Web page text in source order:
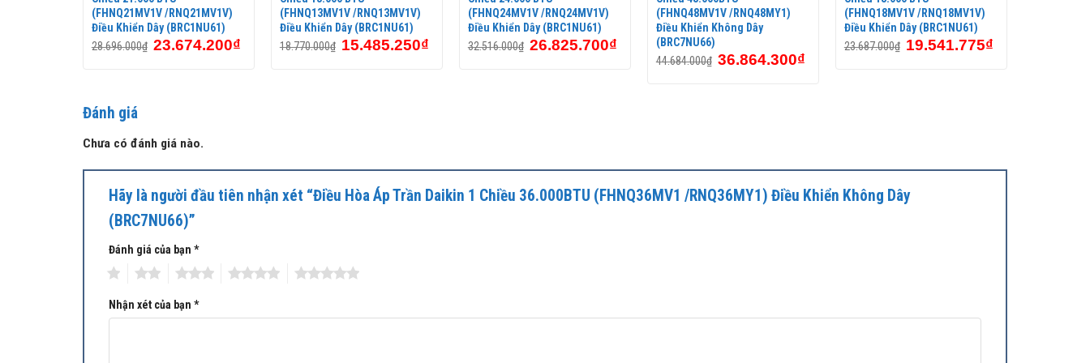
(FHNQ21MV1V /RNQ21MV1V)
Điều Khiển Dây (BRC1NU61)
28.696.000₫ 23.674.200₫
(FHNQ13MV1V /RNQ13MV1V)
Điều Khiển Dây (BRC1NU61)
18.770.000₫ 15.485.250₫
(FHNQ24MV1V /RNQ24MV1V)
Điều Khiển Dây (BRC1NU61)
32.516.000₫ 26.825.700₫
(FHNQ48MV1V /RNQ48MY1)
Điều Khiển Không Dây
(BRC7NU66)
44.684.000₫ 36.864.300₫
(FHNQ18MV1V /RNQ18MV1V)
Điều Khiển Dây (BRC1NU61)
23.687.000₫ 19.541.775₫
Đánh giá
Chưa có đánh giá nào.
Hãy là người đầu tiên nhận xét “Điều Hòa Áp Trần Daikin 1 Chiều 36.000BTU (FHNQ36MV1 /RNQ36MY1) Điều Khiển Không Dây
(BRC7NU66)”
Đánh giá của bạn *
Nhận xét của bạn *